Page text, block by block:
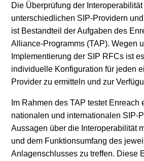
Die Überprüfung der
unterschiedlichen SIP-Providern
ist Bestandteil der Aufgaben des
Alliance-Programms (TAP). Wegen
Implementierung der SIP RFCs ist
individuelle Konfiguration für jeden
Provider zu ermitteln und zur
Im Rahmen des TAP testet Enreach
nationalen und internationalen SIP-
Aussagen über die Interoperabilität
und dem Funktionsumfang des
Anlagenschlusses zu treffen. Diese